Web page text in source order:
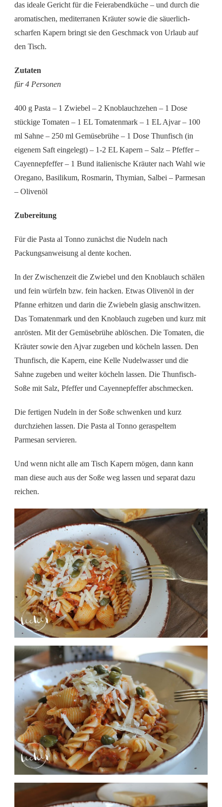
das ideale Gericht für die Feierabendküche – und durch die
aromatischen, mediterranen Kräuter sowie die säuerlich-
scharfen Kapern bringt sie den Geschmack von Urlaub auf
den Tisch.
Zutaten
für 4 Personen
400 g Pasta – 1 Zwiebel – 2 Knoblauchzehen – 1 Dose
stückige Tomaten – 1 EL Tomatenmark – 1 EL Ajvar – 100
ml Sahne – 250 ml Gemüsebrühe – 1 Dose Thunfisch (in
eigenem Saft eingelegt) – 1-2 EL Kapern – Salz – Pfeffer –
Cayennepfeffer – 1 Bund italienische Kräuter nach Wahl wie
Oregano, Basilikum, Rosmarin, Thymian, Salbei – Parmesan
– Olivenöl
Zubereitung
Für die Pasta al Tonno zunächst die Nudeln nach
Packungsanweisung al dente kochen.
In der Zwischenzeit die Zwiebel und den Knoblauch schälen
und fein würfeln bzw. fein hacken. Etwas Olivenöl in der
Pfanne erhitzen und darin die Zwiebeln glasig anschwitzen.
Das Tomatenmark und den Knoblauch zugeben und kurz mit
anrösten. Mit der Gemüsebrühe ablöschen. Die Tomaten, die
Kräuter sowie den Ajvar zugeben und köcheln lassen. Den
Thunfisch, die Kapern, eine Kelle Nudelwasser und die
Sahne zugeben und weiter köcheln lassen. Die Thunfisch-
Soße mit Salz, Pfeffer und Cayennepfeffer abschmecken.
Die fertigen Nudeln in der Soße schwenken und kurz
durchziehen lassen. Die Pasta al Tonno geraspeltem
Parmesan servieren.
Und wenn nicht alle am Tisch Kapern mögen, dann kann
man diese auch aus der Soße weg lassen und separat dazu
reichen.